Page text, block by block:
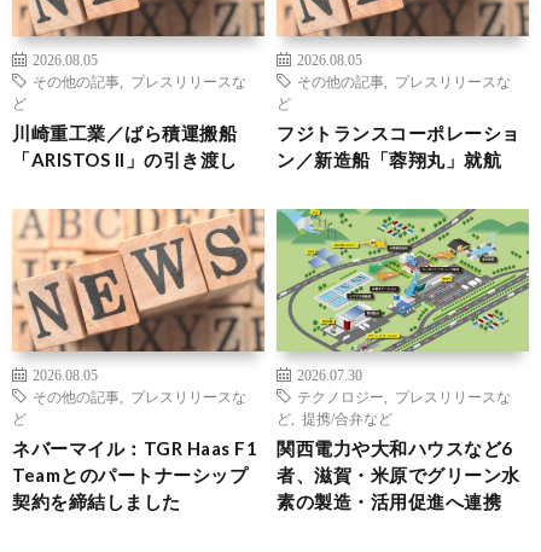
2026.08.05
その他の記事
プレスリリースな
ど
川崎重工業／ばら積運搬船
「ARISTOS II」の引き渡し
2026.08.05
その他の記事
プレスリリースな
ど
フジトランスコーポレーショ
ン／新造船「蓉翔丸」就航
2026.08.05
その他の記事
プレスリリースな
ど
ネバーマイル：TGR Haas F1
Teamとのパートナーシップ
契約を締結しました
2026.07.30
テクノロジー
プレスリリースな
ど
提携/合弁など
関西電力や大和ハウスなど6
者、滋賀・米原でグリーン水
素の製造・活用促進へ連携